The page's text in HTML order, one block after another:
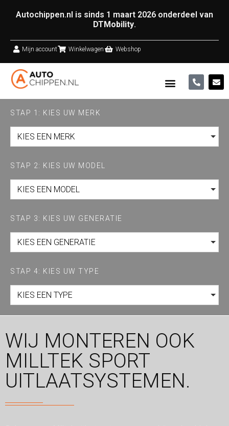
Autochippen.nl is sinds 1 maart 2026 onderdeel van
DTMobility.
Mijn account Winkelwagen Webshop
STAP 1: KIES UW MERK
KIES EEN MERK
STAP 2: KIES UW MODEL
KIES EEN MODEL
STAP 3: KIES UW GENERATIE
KIES EEN GENERATIE
STAP 4: KIES UW TYPE
KIES EEN TYPE
WIJ MONTEREN OOK
MILLTEK SPORT
UITLAATSYSTEMEN.